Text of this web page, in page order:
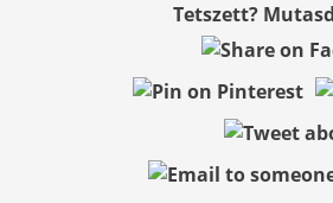
Tetszett?